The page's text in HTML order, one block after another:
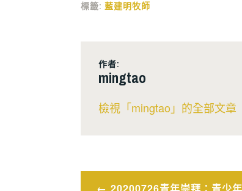
標籤: 藍建明牧師
作者:
mingtao
檢視「mingtao」的全部文章
20200726青年崇拜：青少